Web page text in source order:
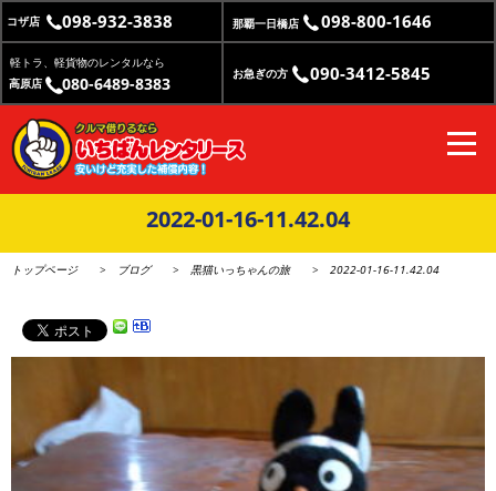
コザ店 098-932-3838 那覇一日橋店 098-800-1646
軽トラ、軽貨物のレンタルなら
高原店
080-6489-8383 お急ぎの方 090-3412-5845
2022-01-16-11.42.04
トップページ ブログ 黒猫いっちゃんの旅 2022-01-16-11.42.04